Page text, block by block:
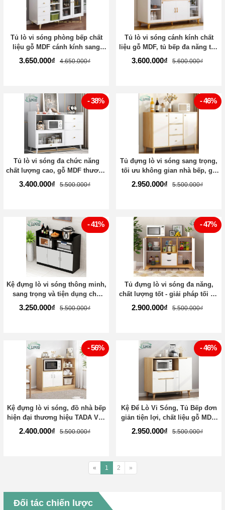
Tủ lò vi sóng phòng bếp chất
liệu gỗ MDF cánh kính sang
trọng - TD3202
3.650.000₫ 4.650.000₫
Tủ lò vi sóng cánh kính chất
liệu gỗ MDF, tủ bếp đa năng tiết
kiệm không gian - TD3203
3.600.000₫ 5.600.000₫
- 38%
Tủ lò vi sóng đa chức năng
chất lượng cao, gỗ MDF thương
hiệu TADA Việt Nam- TD3204
3.400.000₫ 5.500.000₫
- 46%
Tủ đựng lò vi sóng sang trọng,
tối ưu không gian nhà bếp, gỗ
MDF thương hiệu TADA Việt
2.950.000₫ 5.500.000₫
- 41%
Kệ đựng lò vi sóng thông minh,
sang trọng và tiện dụng cho
mọi không gian bếp, gỗ MDF
3.250.000₫ 5.500.000₫
- 47%
Tủ đựng lò vi sóng đa năng,
chất lượng tốt - giải pháp tối ưu
cho căn bếp nhỏ thương hiệu
2.900.000₫ 5.500.000₫
- 56%
Kệ đựng lò vi sóng, đồ nhà bếp
hiện đại thương hiệu TADA Việt
Nam - TD3208
2.400.000₫ 5.500.000₫
- 46%
Kệ Để Lò Vi Sóng, Tủ Bếp đơn
giản tiện lợi, chất liệu gỗ MDF,
thương hiệu TADA Việt Nam -
2.950.000₫ 5.500.000₫
« 1 2 »
Đối tác chiến lược